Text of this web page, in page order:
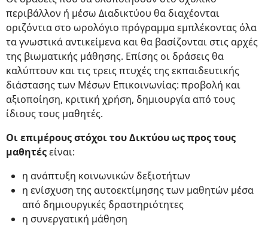
περιβάλλον ή μέσω Διαδικτύου θα διαχέονται
οριζόντια στο ωρολόγιο πρόγραμμα εμπλέκοντας όλα
τα γνωστικά αντικείμενα και θα βασίζονται στις αρχές
της βιωματικής μάθησης. Επίσης οι δράσεις θα
καλύπτουν και τις τρεις πτυχές της εκπαιδευτικής
διάστασης των Μέσων Επικοινωνίας: προβολή και
αξιοποίηση, κριτική χρήση, δημιουργία από τους
ίδιους τους μαθητές.
Οι επιμέρους στόχοι του Δικτύου ως προς τους
μαθητέςείναι:
η ανάπτυξη κοινωνικών δεξιοτήτων
η ενίσχυση της αυτοεκτίμησης των μαθητών μέσα
από δημιουργικές δραστηριότητες
η συνεργατική μάθηση